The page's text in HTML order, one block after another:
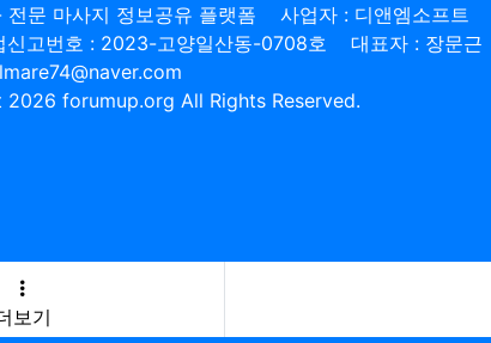
전문 마사지 정보공유 플랫폼
사업자 : 디앤엠소프트
신고번호 : 2023-고양일산동-0708호
대표자 : 장문근
2026 forumup.org All Rights Reserved.
보기